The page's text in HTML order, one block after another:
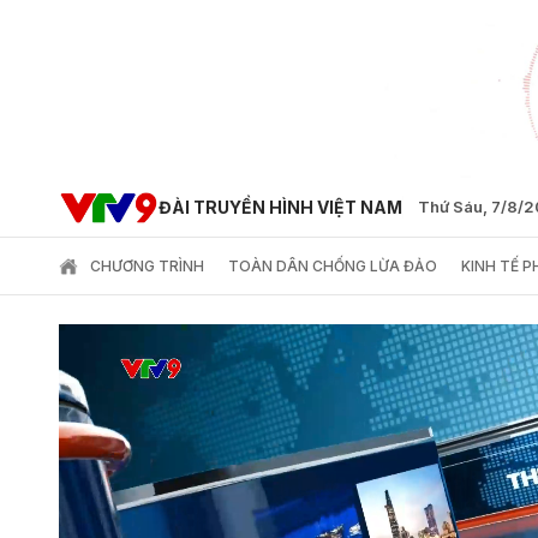
ĐÀI TRUYỀN HÌNH VIỆT NAM Thứ Sáu, 7/8/
CHƯƠNG TRÌNH TOÀN DÂN CHỐNG LỪA ĐẢO KINH TẾ